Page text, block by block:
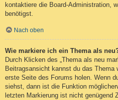
kontaktiere die Board-Administration,
benötigst.
Nach oben
Wie markiere ich ein Thema als
Durch Klicken des „Thema als neu
Beitragsansicht kannst du das Thema
erste Seite des Forums holen. Wenn
siehst, dann ist die Funktion
letzten Markierung ist nicht genügend